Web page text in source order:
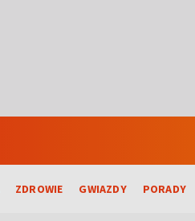
ZDROWIE GWIAZDY PORADY